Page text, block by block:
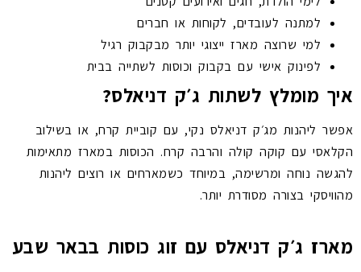
למתנה לעובדים, לקוחות או חברים
למי שרוצה מארז ייצוגי יותר מבקבוק רגיל
לפינוק אישי עם בקבוק וכוסות לשתייה בבית
איך מומלץ לשתות ג׳ק דניאלס?
אפשר ליהנות מג׳ק דניאלס נקי, עם קוביית קרח, או בשילוב
הקלאסי עם קוקה קולה והרבה קרח. הכוסות במארז מתאימות
להגשה נוחה ומרשימה, במיוחד כשמארחים או רוצים ליהנות
מהוויסקי בצורה מסודרת יותר.
מארז ג׳ק דניאלס עם זוג כוסות בבאר שבע